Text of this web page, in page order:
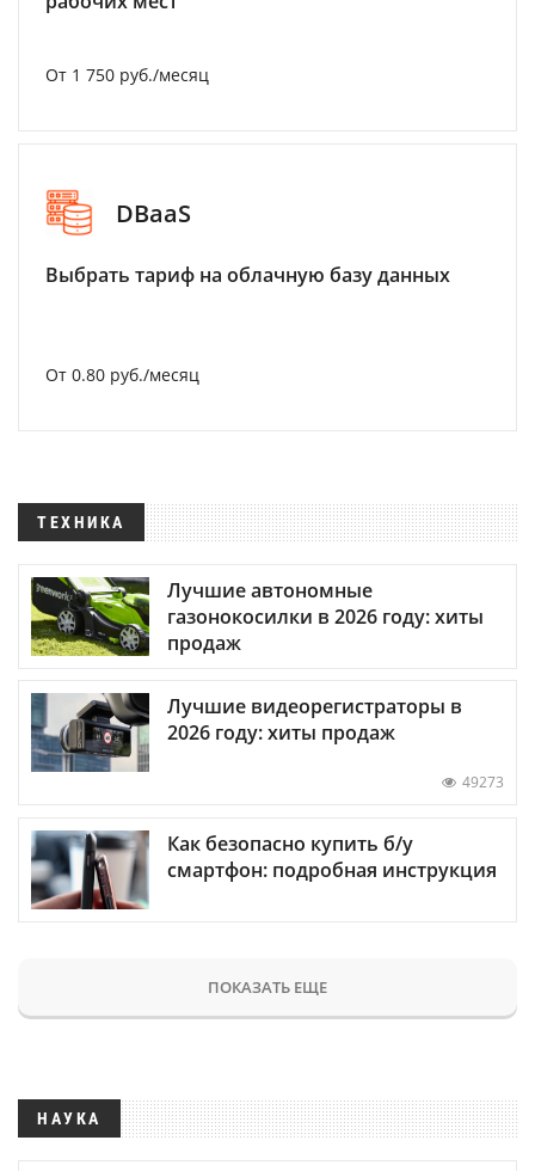
От 1 750 руб./месяц
DBaaS
Выбрать тариф на облачную базу данных
От 0.80 руб./месяц
ТЕХНИКА
Лучшие автономные
газонокосилки в 2026 году: хиты
продаж
Лучшие видеорегистраторы в
2026 году: хиты продаж
49273
Как безопасно купить б/у
смартфон: подробная инструкция
ПОКАЗАТЬ ЕЩЕ
НАУКА